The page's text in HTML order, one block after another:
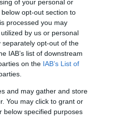
of your personal or
opt-out section to
processed you may
by us or personal
opt-out of the
IAB’s list of downstream
on the IAB’s List of
and may gather and store
You may click to grant or
below specified purposes